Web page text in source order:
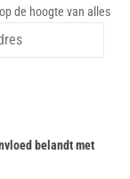
de hoogte van alles
belandt met